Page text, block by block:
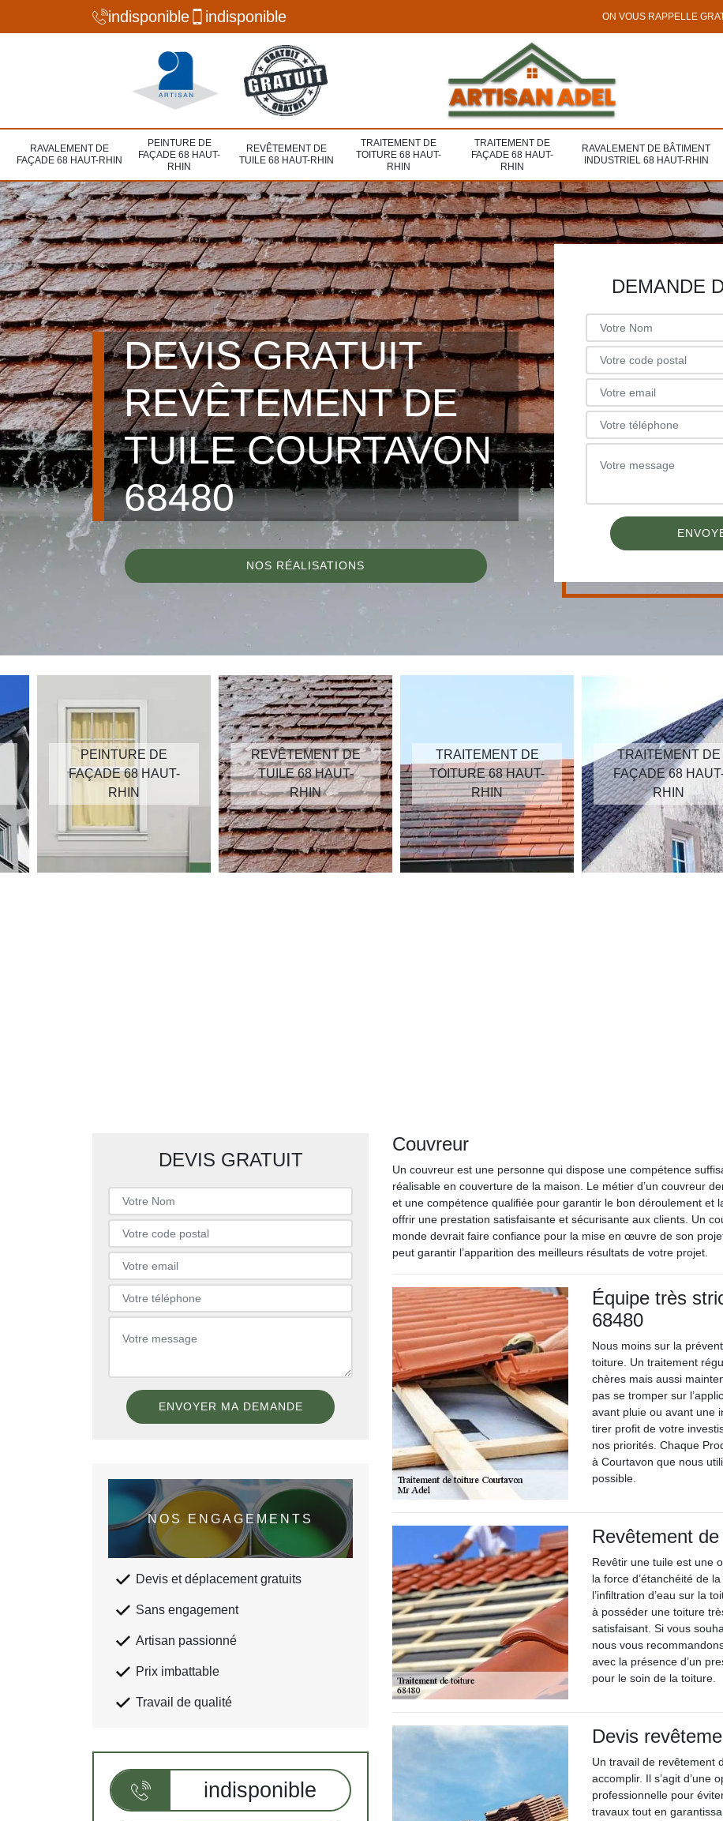
indisponible indisponible ON VOUS RAPPELLE
RAVALEMENT DE
FAÇADE 68 HAUT-RHIN
PEINTURE DE
FAÇADE 68 HAUT-
RHIN
REVÊTEMENT DE
TUILE 68 HAUT-RHIN
TRAITEMENT DE
TOITURE 68 HAUT-
RHIN
TRAITEMENT DE
FAÇADE 68 HAUT-
RHIN
RAVALEMENT DE BÂTIMENT
INDUSTRIEL 68 HAUT-RHIN
DEVIS GRATUIT
REVÊTEMENT DE
TUILE COURTAVON
68480
NOS RÉALISATIONS
DEMANDE
PEINTURE DE
FAÇADE 68 HAUT-
RHIN
REVÊTEMENT DE
TUILE 68 HAUT-
RHIN
TRAITEMENT DE
TOITURE 68 HAUT-
RHIN
TRAITEMENT DE
FAÇADE 68
RHIN
DEVIS GRATUIT
NOS ENGAGEMENTS
Devis et déplacement gratuits
Sans engagement
Artisan passionné
Prix imbattable
Travail de qualité
indisponible
Couvreur
Un couvreur est une personne qui dispose une compétence
réalisable en couverture de la maison. Le métier d’un couvreur
et une compétence qualifiée pour garantir le bon déroulement et
offrir une prestation satisfaisante et sécurisante aux clients. Un
monde devrait faire confiance pour la mise en œuvre de son
peut garantir l’apparition des meilleurs résultats de votre projet.
Équipe très
68480
Nous moins sur la
toiture. Un traitement
chères mais aussi
pas se tromper sur
avant pluie ou avant une
tirer profit de votre
nos priorités. Chaque
à Courtavon que nous
possible.
Revêtement
Revêtir une tuile est une
la force d’étanchéité de
l’infiltration d’eau sur la
à posséder une toiture
satisfaisant. Si vous
nous vous
avec la présence d’un
pour le soin de la toiture.
Devis
Un travail de revêtement
accomplir. Il s’agit d’une
professionnelle pour
travaux tout en